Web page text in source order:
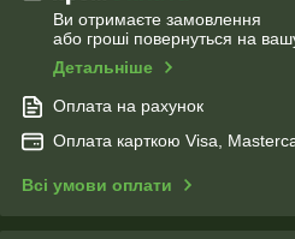
Ви отримаєте замовлення
або гроші повернуться на
Детальніше
Оплата на рахунок
Оплата карткою Visa,
Всі умови оплати